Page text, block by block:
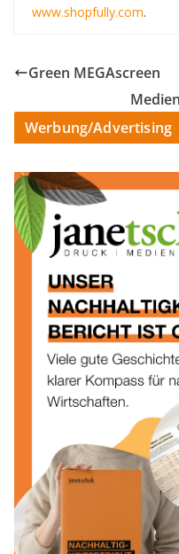
www.shopfully.com.
Green MEGAscreen
Werbung/Advertising